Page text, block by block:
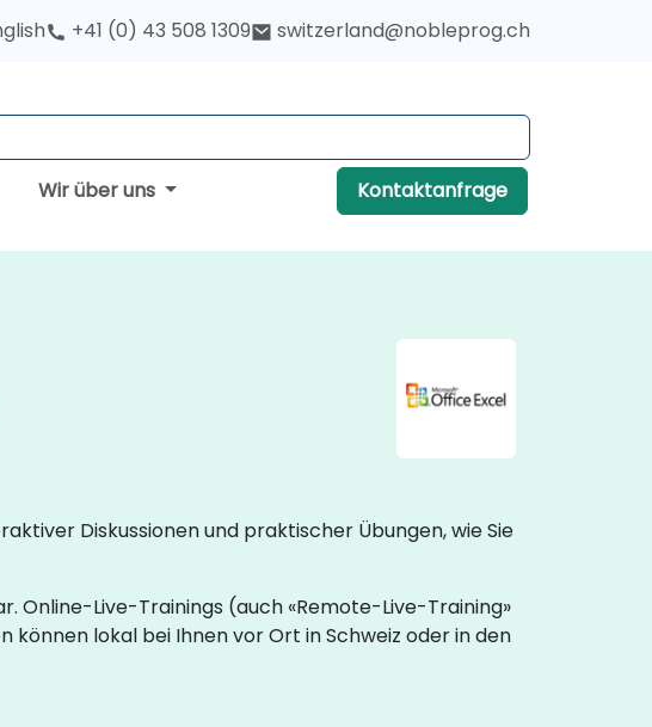
+41 (0) 43 508 1309 switzerland@nobleprog.ch
Wir über uns Kontaktanfrage
Diskussionen und praktischer Übungen, wie Sie
Online-Live-Trainings (auch «Remote-Live-Training»
lokal bei Ihnen vor Ort in Schweiz oder in den